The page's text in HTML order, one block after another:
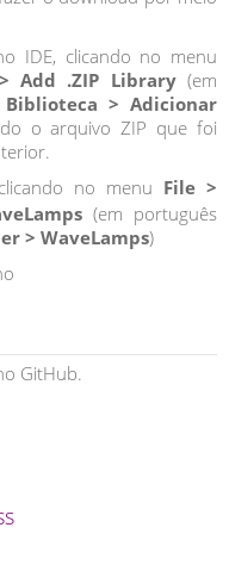
IDE, clicando no menu
Add .ZIP Library(em
> Adicionar
o arquivo ZIP que foi
no menu File >
(em português
> WaveLamps)
GitHub.